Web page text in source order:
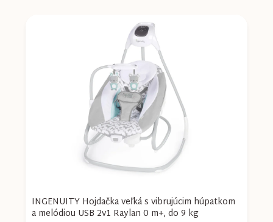
INGENUITY Hojdačka veľká s vibrujúcim húpatkom
a melódiou USB 2v1 Raylan 0 m+, do 9 kg